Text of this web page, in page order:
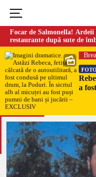
Focar de Salmonella!
restaurante după sute de
FOTO
a